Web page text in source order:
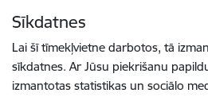
Sīkdatnes
Lai šī tīmekļvietne darbotos, tā
sīkdatnes. Ar Jūsu piekrišanu
izmantotas statistikas un sociālo